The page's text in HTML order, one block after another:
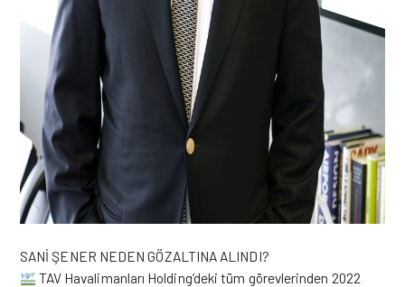
SANİ ŞENER NEDEN GÖZALTINA ALINDI?
TAV Havalimanları Holding’deki tüm görevlerinden 2022